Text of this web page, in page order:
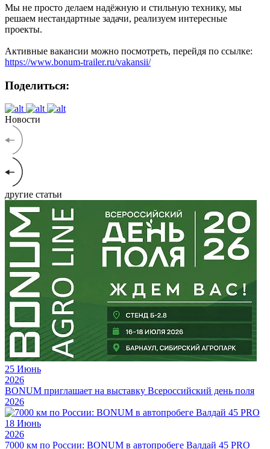
Мы не просто делаем надёжную и стильную технику, мы
решаем нестандартные задачи, реализуем интересные
проекты.
Активные вакансии можно посмотреть, перейдя по ссылке:
https://www.bonum-trailer.ru/vakansii/
Поделиться:
Новости
другие статьи
25 Июнь
2026
BONUM приглашает на выставку Всероссийский день поля
2026
18 Июнь
2026
7000 км по России: BONUM в автопробеге Валдай 45 PRO